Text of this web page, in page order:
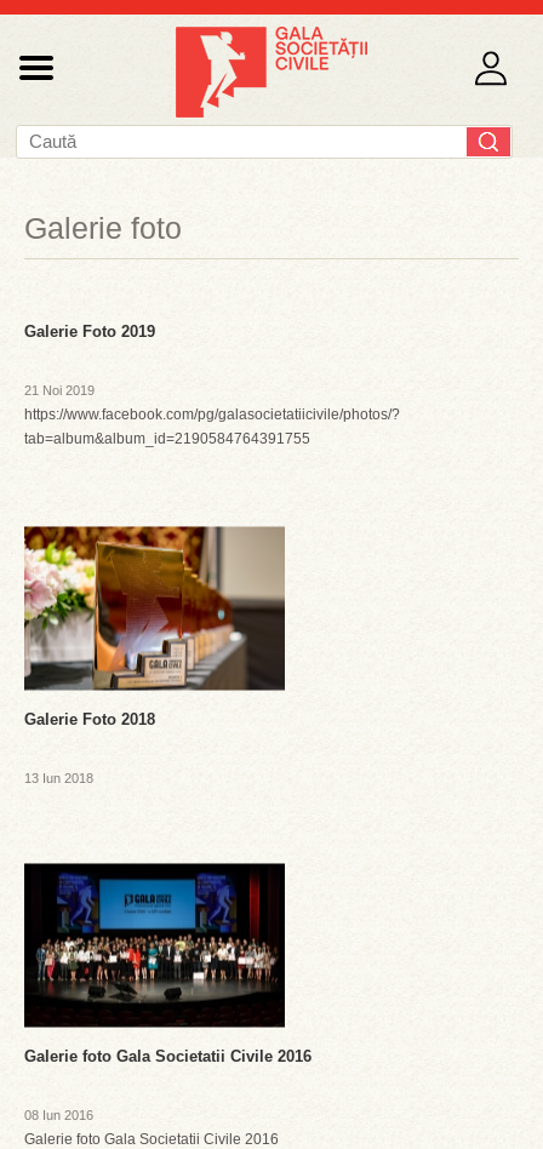
Galerie foto
Galerie Foto 2019
21 Noi 2019
https://www.facebook.com/pg/galasocietatiicivile/photos/?
tab=album&album_id=2190584764391755
Galerie Foto 2018
13 Iun 2018
Galerie foto Gala Societatii Civile 2016
08 Iun 2016
Galerie foto Gala Societatii Civile 2016